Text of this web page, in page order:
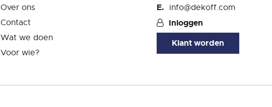
Over ons
Contact
Wat we doen
Voor wie?
info@dekoff.com
Inloggen
Klant worden